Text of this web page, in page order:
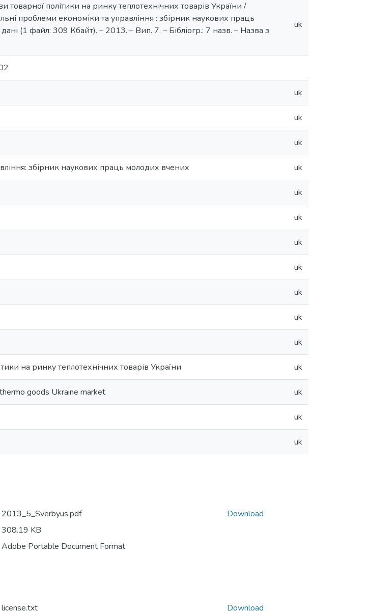
товарної політики на ринку теплотехнічних товарів України /
проблеми економіки та управління : збірник наукових праць
(1 файл: 309 Кбайт). – 2013. – Вип. 7. – Бібліогр.: 7 назв. – Назва з
uk
uk
uk
uk
збірник наукових праць молодих вчених uk
uk
uk
uk
uk
uk
uk
uk
на ринку теплотехнічних товарів України uk
goods Ukraine market uk
uk
uk
2013_5_Sverbyus.pdf
308.19 KB
Adobe Portable Document Format
Download
license.txt Download